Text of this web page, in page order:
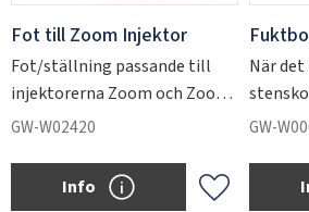
Fot till Zoom Injektor
Fot/ställning passande till
injektorerna Zoom och Zoom
Z3
GW-W02420
Add to
Info
När
GW-